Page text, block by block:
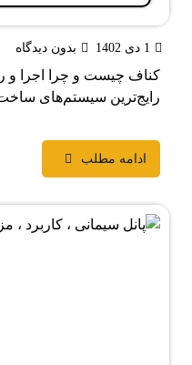
1 دی 1402 بدون دیدگاه
کناف چیست و چرا اجرا
رایج‌ترین سیستم‌های
ادامه مطلب